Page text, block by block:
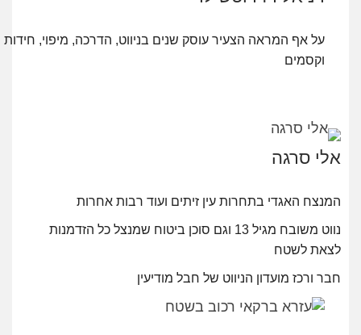
על אף המראה הצעיר עוסק שנים בניווט, הדרכה, מיפוי, חידות
וקסמים
אלי סרגה
המנצח האגדי בתחרות עין זיתים ועוד רבות אחרות
נווט משובח מגיל 13 וגם סוכן ביטוח
שמנצל כל הזדמנות
לצאת לשטח
חבר ורכז מועדון הניווט של חבל מודיעין